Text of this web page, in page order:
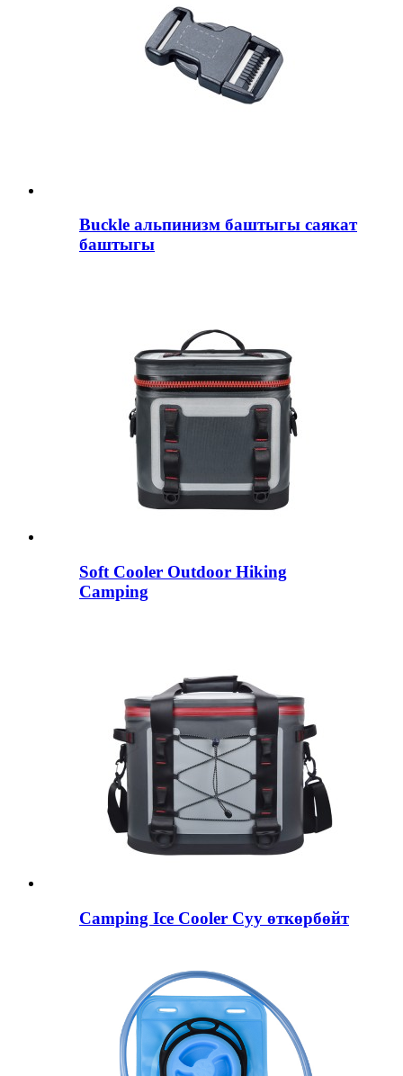
Buckle альпинизм баштыгы саякат
баштыгы
Soft Cooler Outdoor Hiking
Camping
Camping Ice Cooler Суу өткөрбөйт